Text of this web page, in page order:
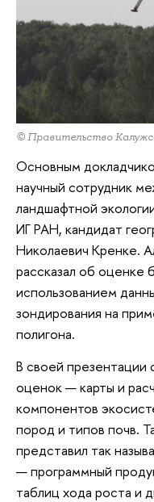
© Правительство
Основным
научный сотрудник
ландшафтной
ИГ РАН, кандидат
Николаевич Кренке.
рассказал об оценке
использованием
зондирования на
полигона.
В своей презентации
оценок — карты и
компонентов
пород и типов почв.
представил так
— программный
таблиц хода роста и